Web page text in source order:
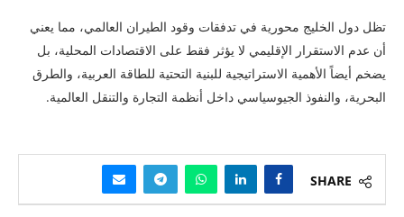
تظل دول الخليج محورية في تدفقات وقود الطيران العالمي، مما يعني
أن عدم الاستقرار الإقليمي لا يؤثر فقط على الاقتصادات المحلية، بل
يضخم أيضاً الأهمية الاستراتيجية للبنية التحتية للطاقة العربية، والطرق
البحرية، والنفوذ الجيوسياسي داخل أنظمة التجارة والتنقل العالمية.
SHARE